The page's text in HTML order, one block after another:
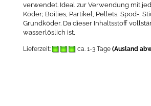
verwendet. Ideal zur Verwendung mit
Köder; Boilies, Partikel, Pellets, Spod-,
Grundköder. Da dieser Inhaltsstoff
wasserlöslich ist,
Lieferzeit: ca. 1-3 Tage (Ausland